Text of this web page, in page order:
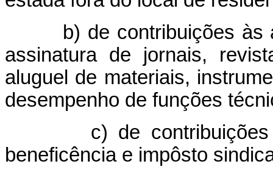
b) de contribuições às
assinatura de jornais,
aluguel de materiais,
desempenho de funções
c) de contribuições
beneficência e impôsto